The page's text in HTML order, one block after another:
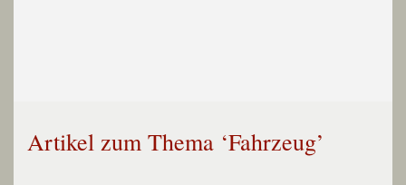
Artikel zum Thema ‘Fahrzeug’